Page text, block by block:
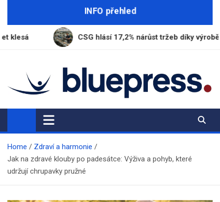
INFO přehled
CSG hlásí 17,2% nárůst tržeb díky výrobě munice
BluePress.cz
Seriózní průvodce moderním životem
Home
Zdraví a harmonie
Jak na zdravé klouby po padesátce: Výživa a pohyb, které
udržují chrupavky pružné